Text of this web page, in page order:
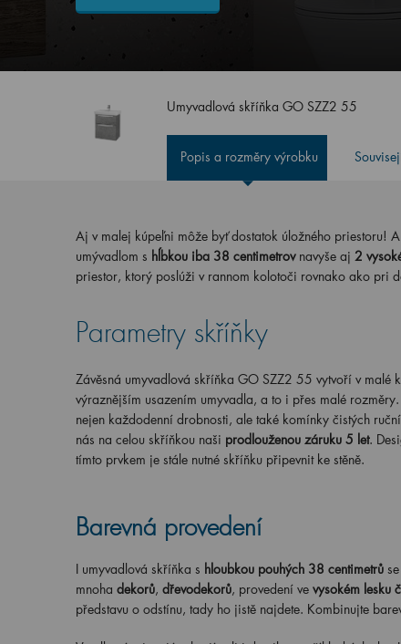
Umyvadlová skříňka GO SZZ2 55
Popis a rozměry výrobku
Aj v malej kúpeľni môže byť dostatok úložného priestoru!
umývadlom s hĺbkou iba 38 centimetrov navyše aj 2
priestor, ktorý poslúži v rannom kolotoči rovnako ako pri
Parametry skříňky
Závěsná umyvadlová skříňka GO SZZ2 55 vytvoří v malé
výraznějším usazením umyvadla, a to i přes malé rozměry.
nejen každodenní drobnosti, ale také komínky čistých
nás na celou skříňkou naši prodlouženou záruku 5 let.
tímto prvkem je stále nutné skříňku připevnit ke stěně.
Barevná provedení
I umyvadlová skříňka s hloubkou pouhých 38 centimetrů
mnoha dekorů, dřevodekorů, provedení ve vysokém lesku
představu o odstínu, tady ho jistě najdete. Kombinujte